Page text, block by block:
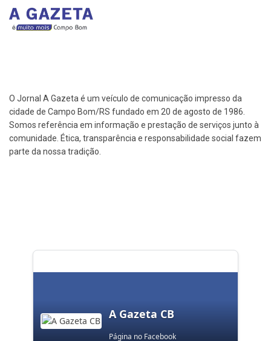
O Jornal A Gazeta é um veículo de comunicação impresso da
cidade de Campo Bom/RS fundado em 20 de agosto de 1986.
Somos referência em informação e prestação de serviços junto à
comunidade. Ética, transparência e responsabilidade social fazem
parte da nossa tradição.
A Gazeta CB
Página no Facebook